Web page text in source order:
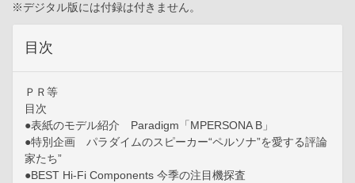
※デジタル版には付録は付きません。
目次
ＰＲ等
目次
●表紙のモデル紹介 Paradigm「MPERSONA B」
●特別企画 パラダイムのスピーカー“ペルソナ”を愛する評論
家たち”
●BEST Hi-Fi Components 今季の注目機探査